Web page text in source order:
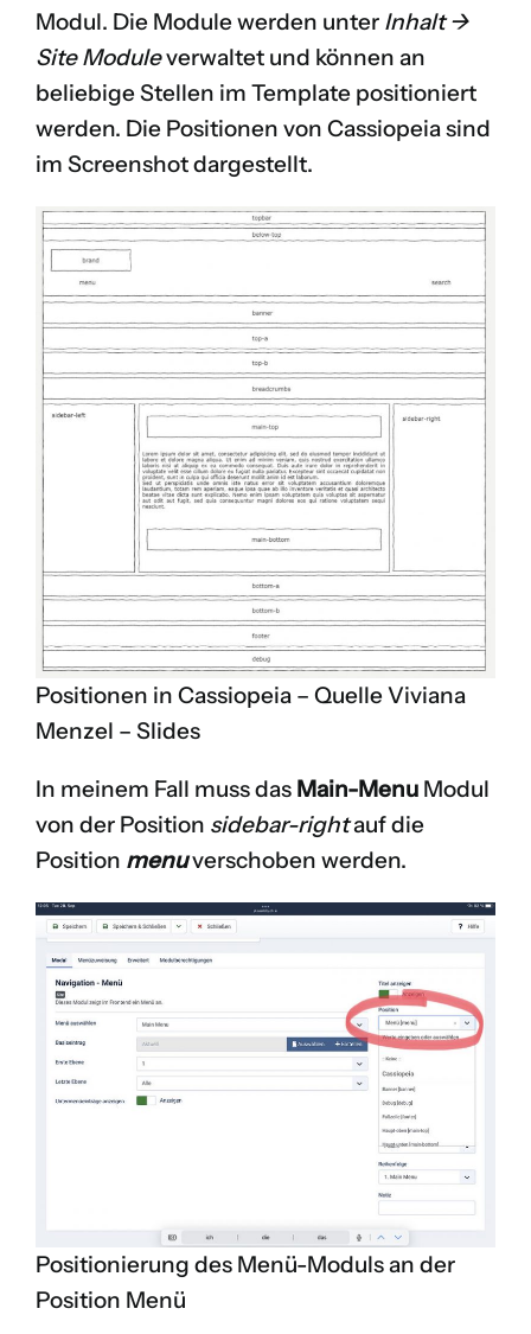
Modul. Die Module werden unter Inhalt ->
Site Moduleverwaltet und können an
beliebige Stellen im Template positioniert
werden. Die Positionen von Cassiopeia sind
im Screenshot dargestellt.
Positionen in Cassiopeia – Quelle Viviana
Menzel – Slides
In meinem Fall muss das Main-Menu Modul
von der Position sidebar-rightauf die
Position menuverschoben werden.
Positionierung des Menü-Moduls an der
Position Menü